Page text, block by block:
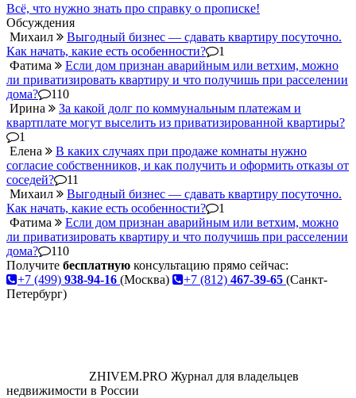
Всё, что нужно знать про справку о прописке!
Обсуждения
Михаил
Выгодный бизнес — сдавать квартиру посуточно.
Как начать, какие есть особенности?
1
Фатима
Если дом признан аварийным или ветхим, можно
ли приватизировать квартиру и что получишь при расселении
дома?
110
Ирина
За какой долг по коммунальным платежам и
квартплате могут выселить из приватизированной квартиры?
1
Елена
В каких случаях при продаже комнаты нужно
согласие собственников, и как получить и оформить отказы от
соседей?
11
Михаил
Выгодный бизнес — сдавать квартиру посуточно.
Как начать, какие есть особенности?
1
Фатима
Если дом признан аварийным или ветхим, можно
ли приватизировать квартиру и что получишь при расселении
дома?
110
Получите бесплатную консультацию прямо сейчас:
+7 (499) 938-94-16 (Москва) +7 (812) 467-39-65 (Санкт-
Петербург)
ZHIVEM.PRO Журнал для владельцев
недвижимости в России